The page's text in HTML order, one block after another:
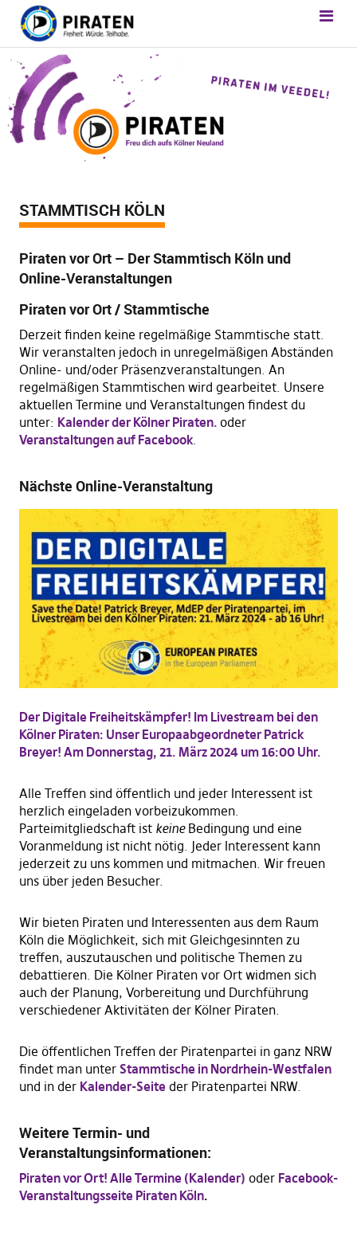
STAMMTISCH KÖLN
Piraten vor Ort – Der Stammtisch Köln und
Online-Veranstaltungen
Piraten vor Ort / Stammtische
Derzeit finden keine regelmäßige Stammtische statt.
Wir veranstalten jedoch in unregelmäßigen Abständen
Online- und/oder Präsenzveranstaltungen. An
regelmäßigen Stammtischen wird gearbeitet. Unsere
aktuellen Termine und Veranstaltungen findest du
unter: Kalender der Kölner Piraten. oder
Veranstaltungen auf Facebook.
Nächste Online-Veranstaltung
Der Digitale Freiheitskämpfer! Im Livestream bei den
Kölner Piraten: Unser Europaabgeordneter Patrick
Breyer! Am Donnerstag, 21. März 2024 um 16:00 Uhr.
Alle Treffen sind öffentlich und jeder Interessent ist
herzlich eingeladen vorbeizukommen.
Parteimitgliedschaft ist keineBedingung und eine
Voranmeldung ist nicht nötig. Jeder Interessent kann
jederzeit zu uns kommen und mitmachen. Wir freuen
uns über jeden Besucher.
Wir bieten Piraten und Interessenten aus dem Raum
Köln die Möglichkeit, sich mit Gleichgesinnten zu
treffen, auszutauschen und politische Themen zu
debattieren. Die Kölner Piraten vor Ort widmen sich
auch der Planung, Vorbereitung und Durchführung
verschiedener Aktivitäten der Kölner Piraten.
Die öffentlichen Treffen der Piratenpartei in ganz NRW
findet man unter Stammtische in Nordrhein-Westfalen
und in der Kalender-Seiteder Piratenpartei NRW.
Weitere Termin- und
Veranstaltungsinformationen:
Piraten vor Ort! Alle Termine (Kalender) oder Facebook-
Veranstaltungsseite Piraten Köln.